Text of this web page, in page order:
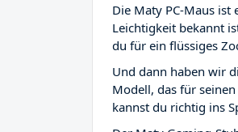
Die Maty PC-Maus
Leichtigkeit bekannt
du für ein flüssiges
Und dann haben wir
Modell, das für
kannst du richtig ins